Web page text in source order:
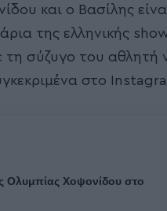
και ο Βασίλης
της ελληνικής
τη σύζυγο του αθλητή
στο
Ολυμπίας Χοψονίδου στο